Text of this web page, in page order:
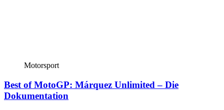
Motorsport
Best of MotoGP: Márquez Unlimited – Die
Dokumentation